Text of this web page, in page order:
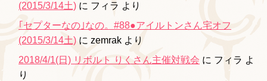
(2015/3/14土) に フィラ より
｢セプターなの｣なの。#88●アイルトンさん宅オフ
(2015/3/14土) に zemrak より
2018/4/1(日) リボルト りくさん主催対戦会 に フィラ よ
り